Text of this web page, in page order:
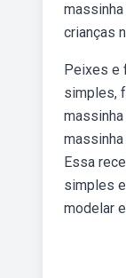
crianças
Peixes e
simples,
Essa
simples
modelar